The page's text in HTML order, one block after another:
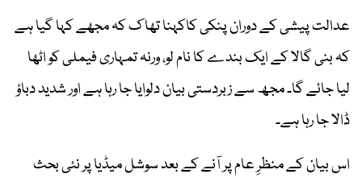
عدالت پیشی کے دوران پنکی کاکہنا تھا ک کہ مجھے کہا گیا ہے
کہ بنی گالا کے ایک بندے کا نام لو، ورنہ تمہاری فیملی کو اٹھا
لیا جائے گا۔ مجھ سے زبردستی بیان دلوایا جا رہا ہے اور شدید دباؤ
ڈالا جا رہا ہے۔
اس بیان کے منظرِ عام پر آنے کے بعد سوشل میڈیا پر نئی بحث